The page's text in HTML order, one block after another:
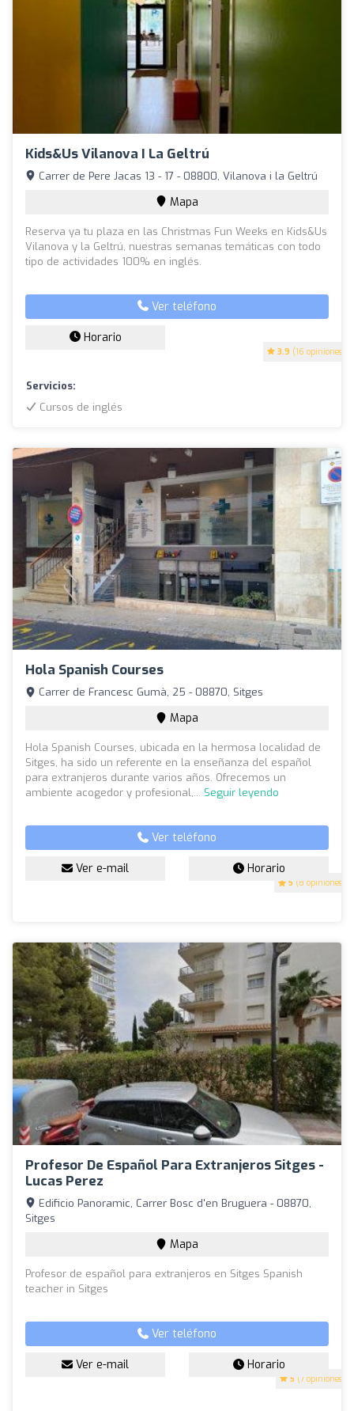
Kids&Us Vilanova I La Geltrú
3.9 (16 opiniones)
Carrer de Pere Jacas 13 - 17 - 08800, Vilanova i la Geltrú
Mapa
Reserva ya tu plaza en las Christmas Fun Weeks en Kids&Us
Vilanova y la Geltrú, nuestras semanas temáticas con todo
tipo de actividades 100% en inglés.
Ver teléfono
Horario
Servicios:
Cursos de inglés
Hola Spanish Courses
5 (8 opiniones)
Carrer de Francesc Gumà, 25 - 08870, Sitges
Mapa
Hola Spanish Courses, ubicada en la hermosa localidad de
Sitges, ha sido un referente en la enseñanza del español
para extranjeros durante varios años. Ofrecemos un
ambiente acogedor y profesional,... Seguir leyendo
Ver teléfono
Ver e-mail Horario
Profesor De Español Para Extranjeros Sitges -
Lucas Perez
5 (7 opiniones)
Edificio Panoramic, Carrer Bosc d'en Bruguera - 08870,
Sitges
Mapa
Profesor de español para extranjeros en Sitges Spanish
teacher in Sitges
Ver teléfono
Ver e-mail Horario